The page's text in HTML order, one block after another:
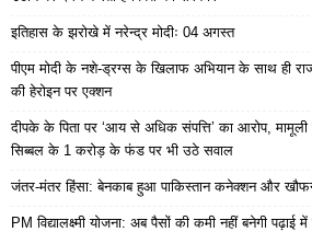
इतिहास के झरोखे में नरेन्द्र मोदीः 04 अगस्त
पीएम मोदी के नशे-ड्रग्स के खिलाफ अभियान के साथ ही
की हेरोइन पर एक्शन
दीपके के पिता पर ‘आय से अधिक संपत्ति’ का आरोप,
सिब्बल के 1 करोड़ के फंड पर भी उठे सवाल
जंतर-मंतर हिंसा: बेनकाब हुआ पाकिस्तान कनेक्शन और
PM विद्यालक्ष्मी योजना: अब पैसों की कमी नहीं बनेगी पढ़ाई